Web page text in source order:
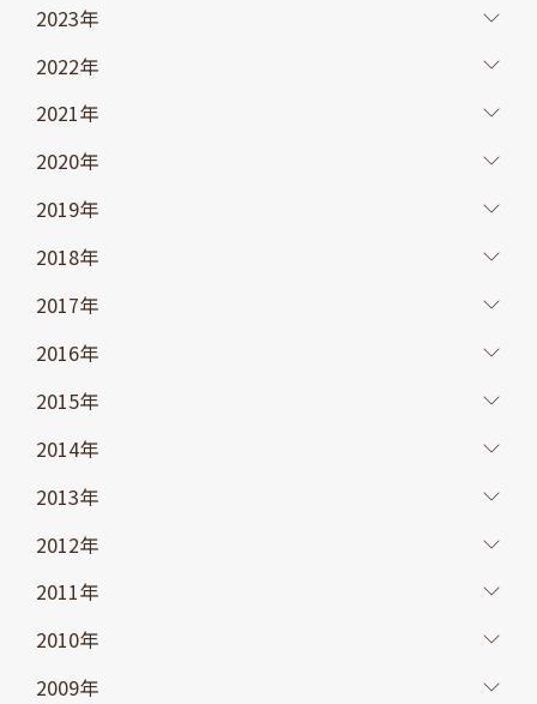
2023年
2022年
2021年
2020年
2019年
2018年
2017年
2016年
2015年
2014年
2013年
2012年
2011年
2010年
2009年